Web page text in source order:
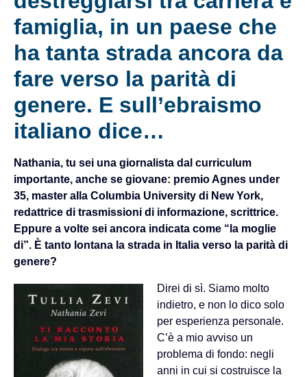
famiglia, in un paese che
ha tanta strada ancora da
fare verso la parità di
genere. E sull’ebraismo
italiano dice…
Nathania, tu sei una giornalista dal curriculum
importante, anche se giovane: premio Agnes under
35, master alla Columbia University di New York,
redattrice di trasmissioni di informazione, scrittrice.
Eppure a volte sei ancora indicata come “la moglie
di”. È tanto lontana la strada in Italia verso la parità di
genere?
Direi di sì. Siamo molto
indietro, e non lo dico solo
per esperienza personale.
C’è a mio avviso un
problema di fondo: negli
anni in cui si costruisce la